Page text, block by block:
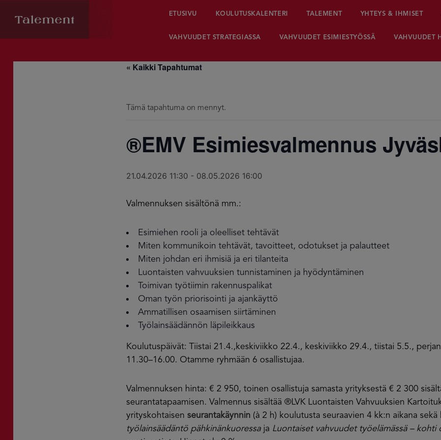
ETUSIVU KOULUTUSKALENTERI TALEMENT YHTEYS & IHMISET
VAHVUUDET STRATEGIASSA VAHVUUDET ESIMIESTYÖSSÄ VAHVUUDET
« Kaikki Tapahtumat
Tämä tapahtuma on mennyt.
®EMV Esimiesvalmennus
21.04.2026 11:30 - 08.05.2026 16:00
Valmennuksen sisältönä mm.:
Esimiehen rooli ja oleelliset tehtävät
Miten kommunikoin tehtävät, tavoitteet, odotukset ja palautteet
Miten johdan eri ihmisiä ja eri tilanteita
Luontaisten vahvuuksien tunnistaminen ja hyödyntäminen
Toimivan työtiimin rakennuspalikat
Oman työn priorisointi ja ajankäyttö
Ammatillisen osaamisen siirtäminen
Työlainsäädännön läpileikkaus
Koulutuspäivät: Tiistai 21.4.,keskiviikko 22.4., keskiviikko 29.4., tiistai 5.5.,
11.30–16.00. Otamme ryhmään 6 osallistujaa.
Valmennuksen hinta: € 2 950, toinen osallistuja samasta yrityksestä € 2 300
seurantatapaamisen. Valmennus sisältää ®LVK Luontaisten Vahvuuksien
yrityskohtaisen seurantakäynnin (à 2 h) koulutusta seuraavien 4 kk:n aikana sekä
työlainsäädäntö pähkinänkuoressaja Luontaiset vahvuudet työelämässä – kohti